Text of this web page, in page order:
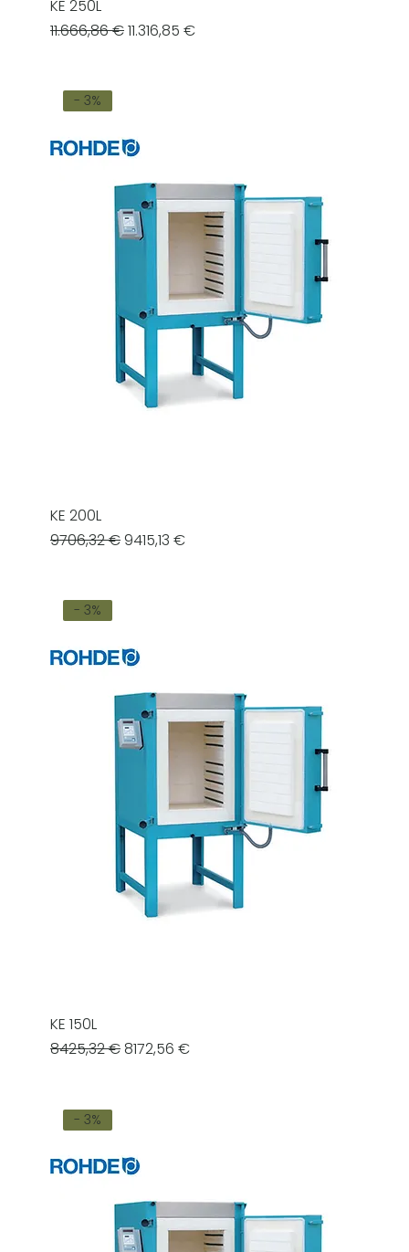
KE 250L
Prezzo regolare
11.666,86 €Prezzo scontato
11.316,85 €
- 3%
KE 200L
Prezzo regolare
9706,32 €Prezzo scontato
9415,13 €
- 3%
KE 150L
Prezzo regolare
8425,32 €Prezzo scontato
8172,56 €
- 3%